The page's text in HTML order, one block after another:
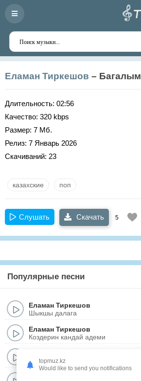
Еламан Тиркешов – Багалым
Длительность: 02:56
Качество: 320 kbps
Размер: 7 Мб.
Релиз: 7 Январь 2026
Скачиваний: 23
казахские поп
Слушать Скачать 5
Популярные песни
Еламан Тиркешов
Шыкшы далага
Еламан Тиркешов
Коздерин кандай адеми
Уйлену онай
topmuz.kz
Would like to send you notifications